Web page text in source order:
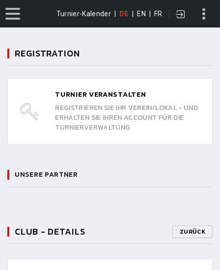
Turnier-Kalender DE EN FR
REGISTRATION
TURNIER VERANSTALTEN
REGISTRIEREN SIE IHR VEREIN/LOKAL - UND
ERHALTEN SIE IHREN ACCOUNT FÜR DIE
TURNIERVERWALTUNG
UNSERE PARTNER
CLUB - DETAILS ZURÜCK